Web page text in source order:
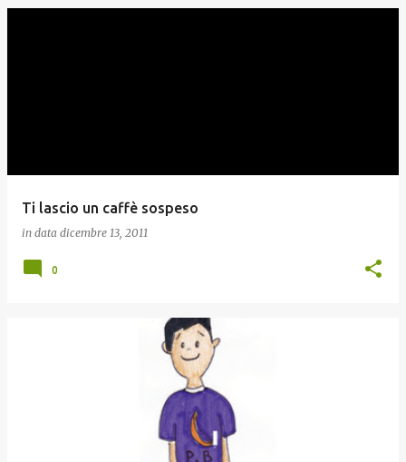
Ti lascio un caffè sospeso
in data dicembre 13, 2011
0